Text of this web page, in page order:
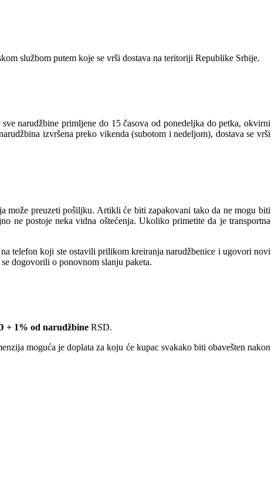
službom putem koje se vrši dostava na teritoriji Republike Srbije.
narudžbine primljene do 15 časova od ponedeljka do petka, okvirni
izvršena preko vikenda (subotom i nedeljom), dostava se vrši
može preuzeti pošiljku. Artikli će biti zapakovani tako da ne mogu biti
ne postoje neka vidna oštećenja. Ukoliko primetite da je transportna
telefon koji ste ostavili prilikom kreiranja narudžbenice i ugovori novi
dogovorili o ponovnom slanju paketa.
+ 1% od narudžbine RSD.
moguća je doplata za koju će kupac svakako biti obavešten nakon